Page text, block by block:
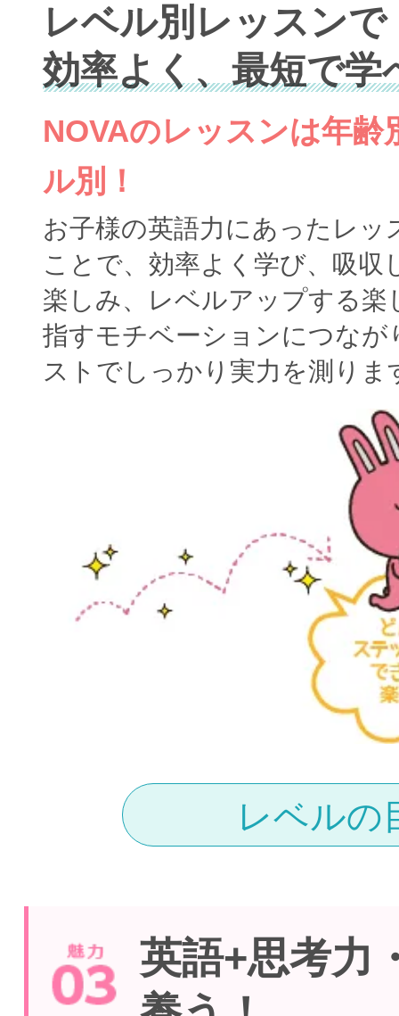
レベル別レッスンで
効率よく、最短で学
NOVAのレッスンは年齢
ル別！
お子様の英語力にあったレッ
ことで、効率よく学び、吸収
楽しみ、レベルアップする楽
指すモチベーションにつなが
ストでしっかり実力を測りま
レベルの
英語+思考力